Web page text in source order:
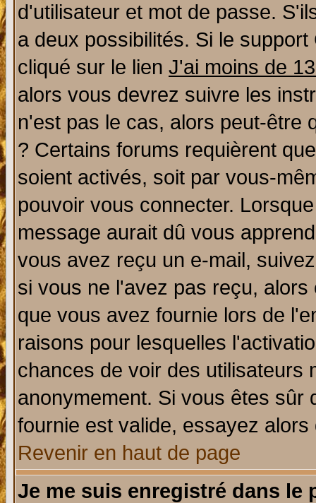
d'utilisateur et mot de passe.
a deux possibilités. Si le
cliqué sur le lien J'ai moins de
alors vous devrez suivre les
n'est pas le cas, alors peut-être
? Certains forums requièrent
soient activés, soit par vous-
pouvoir vous connecter.
message aurait dû vous
vous avez reçu un e-mail,
si vous ne l'avez pas reçu,
que vous avez fournie lors de
raisons pour lesquelles
chances de voir des utilisateurs
anonymement. Si vous êtes sûr
fournie est valide, essayez
Revenir en haut de page
Je me suis enregistré dans le